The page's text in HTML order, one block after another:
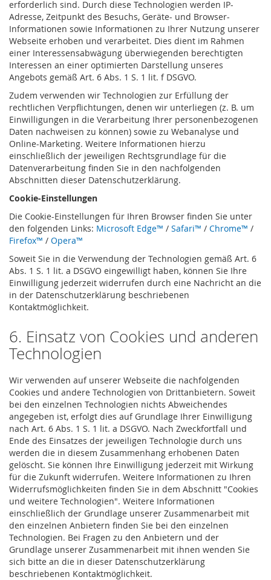
erforderlich sind. Durch diese Technologien werden IP-
Adresse, Zeitpunkt des Besuchs, Geräte- und Browser-
Informationen sowie Informationen zu Ihrer Nutzung unserer
Webseite erhoben und verarbeitet. Dies dient im Rahmen
einer Interessensabwägung überwiegenden berechtigten
Interessen an einer optimierten Darstellung unseres
Angebots gemäß Art. 6 Abs. 1 S. 1 lit. f DSGVO.
Zudem verwenden wir Technologien zur Erfüllung der
rechtlichen Verpflichtungen, denen wir unterliegen (z. B. um
Einwilligungen in die Verarbeitung Ihrer personenbezogenen
Daten nachweisen zu können) sowie zu Webanalyse und
Online-Marketing. Weitere Informationen hierzu
einschließlich der jeweiligen Rechtsgrundlage für die
Datenverarbeitung finden Sie in den nachfolgenden
Abschnitten dieser Datenschutzerklärung.
Cookie-Einstellungen
Die Cookie-Einstellungen für Ihren Browser finden Sie unter
den folgenden Links: Microsoft Edge™ / Safari™ / Chrome™ /
Firefox™ / Opera™
Soweit Sie in die Verwendung der Technologien gemäß Art. 6
Abs. 1 S. 1 lit. a DSGVO eingewilligt haben, können Sie Ihre
Einwilligung jederzeit widerrufen durch eine Nachricht an die
in der Datenschutzerklärung beschriebenen
Kontaktmöglichkeit.
6. Einsatz von Cookies und anderen
Technologien
Wir verwenden auf unserer Webseite die nachfolgenden
Cookies und andere Technologien von Drittanbietern. Soweit
bei den einzelnen Technologien nichts Abweichendes
angegeben ist, erfolgt dies auf Grundlage Ihrer Einwilligung
nach Art. 6 Abs. 1 S. 1 lit. a DSGVO. Nach Zweckfortfall und
Ende des Einsatzes der jeweiligen Technologie durch uns
werden die in diesem Zusammenhang erhobenen Daten
gelöscht. Sie können Ihre Einwilligung jederzeit mit Wirkung
für die Zukunft widerrufen. Weitere Informationen zu Ihren
Widerrufsmöglichkeiten finden Sie in dem Abschnitt "Cookies
und weitere Technologien". Weitere Informationen
einschließlich der Grundlage unserer Zusammenarbeit mit
den einzelnen Anbietern finden Sie bei den einzelnen
Technologien. Bei Fragen zu den Anbietern und der
Grundlage unserer Zusammenarbeit mit ihnen wenden Sie
sich bitte an die in dieser Datenschutzerklärung
beschriebenen Kontaktmöglichkeit.